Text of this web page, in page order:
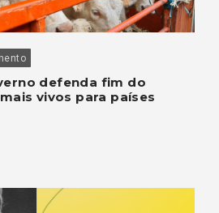
defenda fim do
vivos para países